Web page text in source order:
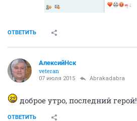
ОТВЕТИТЬ
АлексийНск
veteran
07 июля 2015 Abrakadabra
доброе утро, последний герой!
ОТВЕТИТЬ